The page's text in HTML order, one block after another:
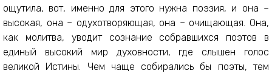
ощутила, вот, именно для этого нужна поэзия, и она –
высокая, она – одухотворяющая, она – очищающая. Она,
как молитва, уводит сознание собравшихся поэтов в
единый высокий мир духовности, где слышен голос
великой Истины. Чем чаще собирались бы поэты, тем